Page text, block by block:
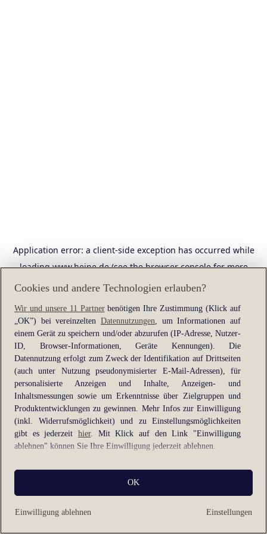
Application error: a client-side exception has occurred while
loadingwww.heine.de(see the browser consolefor more
information).
Cookies und andere Technologien erlauben?
Wir und unsere 11 Partnerbenötigen Ihre Zustimmung (Klick auf
„OK”) bei vereinzelten Datennutzungen, um Informationen auf
einem Gerät zu speichern und/oder abzurufen (IP-Adresse, Nutzer-
ID, Browser-Informationen, Geräte Kennungen). Die
Datennutzung erfolgt zum Zweck der Identifikation auf Drittseiten
(auch unter Nutzung pseudonymisierter E-Mail-Adressen), für
personalisierte Anzeigen und Inhalte, Anzeigen- und
Inhaltsmessungen sowie um Erkenntnisse über Zielgruppen und
Produktentwicklungen zu gewinnen. Mehr Infos zur Einwilligung
(inkl. Widerrufsmöglichkeit) und zu Einstellungsmöglichkeiten
gibt es jederzeit hier. Mit Klick auf den Link "Einwilligung
ablehnen" können Sie Ihre Einwilligung jederzeit ablehnen.
Sie können Ihre Einwilligung auch jederzeit grundlos mit Wirkung
für die Zukunft widerrufen, indem Sie z. B. auf den Button
"Cookie-Einstellungen" im Footer der Website und "Alle
ablehnen" klicken.
Einstellungen
Einwilligung ablehnen
OK